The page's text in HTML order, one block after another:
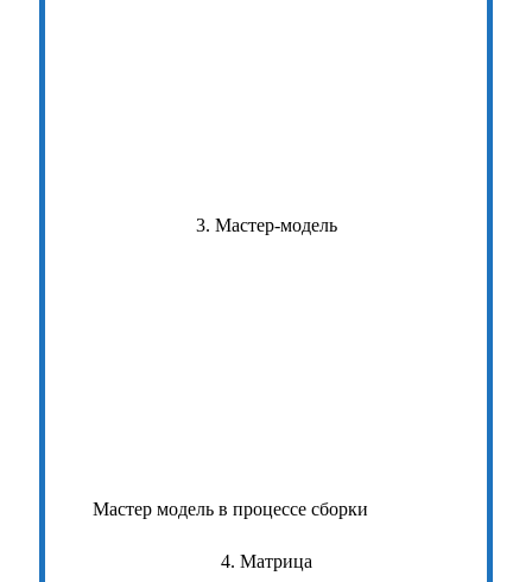
3. Мастер-модель
Мастер модель в процессе сборки
4. Матрица